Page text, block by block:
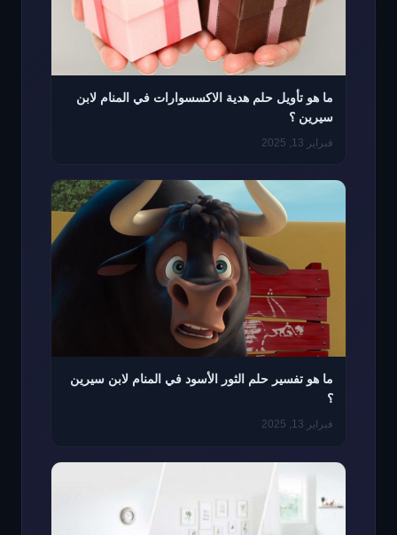
ما هو تأويل حلم هدية الاكسسوارات في المنام لابن
سيرين ؟
فبراير 13, 2025
ما هو تفسير حلم الثور الأسود في المنام لابن سيرين
؟
فبراير 13, 2025